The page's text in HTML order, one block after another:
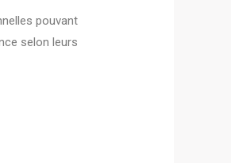
pouvant
selon leurs